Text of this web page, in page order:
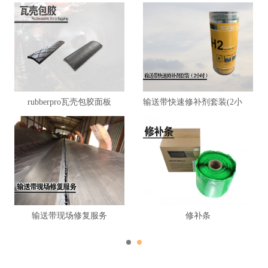
rubberpro瓦壳包胶面板 输送带快速修补剂套装(2小时)
输送带现场修复服务 修补条